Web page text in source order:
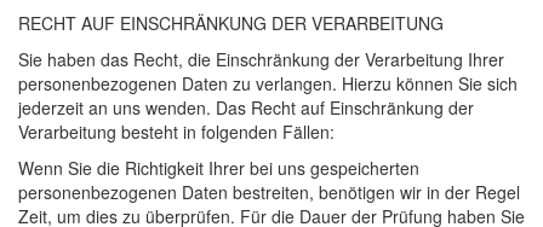
RECHT AUF EINSCHRÄNKUNG DER VERARBEITUNG
Sie haben das Recht, die Einschränkung der Verarbeitung Ihrer
personenbezogenen Daten zu verlangen. Hierzu können Sie sich
jederzeit an uns wenden. Das Recht auf Einschränkung der
Verarbeitung besteht in folgenden Fällen:
Wenn Sie die Richtigkeit Ihrer bei uns gespeicherten
personenbezogenen Daten bestreiten, benötigen wir in der Regel
Zeit, um dies zu überprüfen. Für die Dauer der Prüfung haben Sie